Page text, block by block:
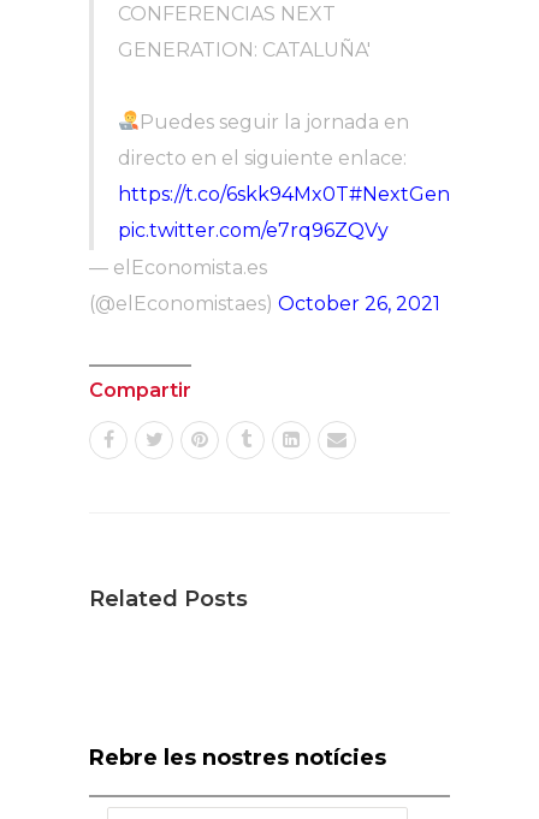
CONFERENCIAS NEXT
GENERATION: CATALUÑA'
Puedes seguir la jornada en
directo en el siguiente enlace:
https://t.co/6skk94Mx0T
pic.twitter.com/e7rq96ZQVy
— elEconomista.es
(@elEconomistaes) October 26, 2021
Compartir
Related Posts
Rebre les nostres notícies